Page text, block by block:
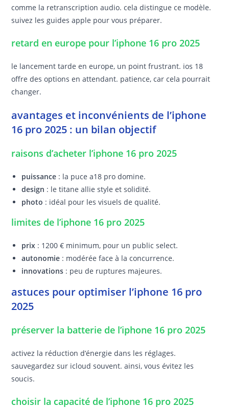
comme la retranscription audio. cela distingue ce modèle.
suivez les guides apple pour vous préparer.
retard en europe pour l’iphone 16 pro 2025
le lancement tarde en europe, un point frustrant. ios 18
offre des options en attendant. patience, car cela pourrait
changer.
avantages et inconvénients de l’iphone
16 pro 2025 : un bilan objectif
raisons d’acheter l’iphone 16 pro 2025
puissance : la puce a18 pro domine.
design : le titane allie style et solidité.
photo : idéal pour les visuels de qualité.
limites de l’iphone 16 pro 2025
prix : 1200 € minimum, pour un public select.
autonomie : modérée face à la concurrence.
innovations : peu de ruptures majeures.
astuces pour optimiser l’iphone 16 pro
2025
préserver la batterie de l’iphone 16 pro 2025
activez la réduction d’énergie dans les réglages.
sauvegardez sur icloud souvent. ainsi, vous évitez les
soucis.
choisir la capacité de l’iphone 16 pro 2025